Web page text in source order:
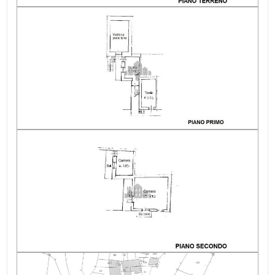
Riscaldamento: Autonomo
Infissi: legno/vetro singolo
Appartamenti Totali: 1
Anno di costruzione: 1950
Esposizione: Doppia: sud e ovest
Giardino: Privato
Camino: Stufa a legna
Area esterna privata: Giardino
Alimentazione acqua calda: Boiler elettrico